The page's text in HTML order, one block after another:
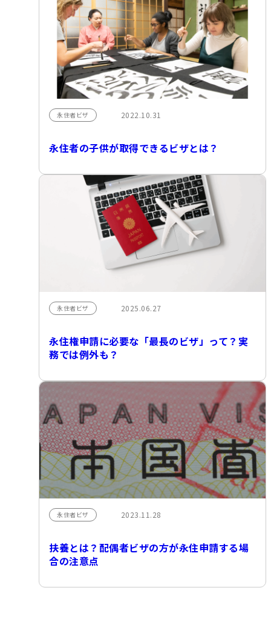
永住者ビザ 2022.10.31
永住者の子供が取得できるビザとは？
永住者ビザ 2025.06.27
永住権申請に必要な「最長のビザ」って？実
務では例外も？
永住者ビザ 2023.11.28
扶養とは？配偶者ビザの方が永住申請する場
合の注意点